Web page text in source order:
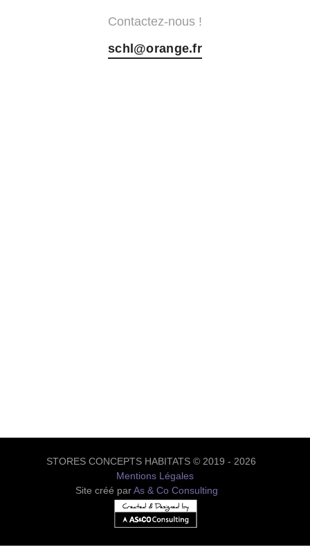
Contactez-nous !
schl@orange.fr
STORES CONCEPTS HABITATS © 2019 - 2026
Mentions Légales
Site créé parAs & Co Consulting